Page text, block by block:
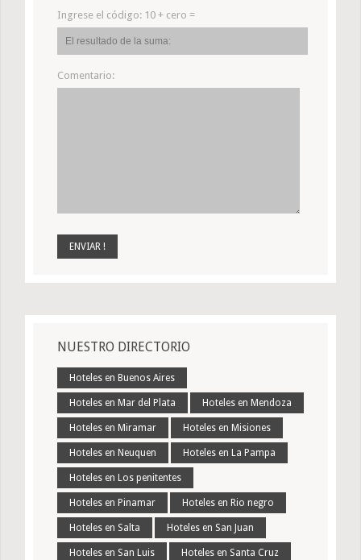
Ingrese el código: 10 + cero =
Comentario:
NUESTRO DIRECTORIO
Hoteles en Buenos Aires
Hoteles en Mar del Plata Hoteles en Mendoza
Hoteles en Miramar Hoteles en Misiones
Hoteles en Neuquen Hoteles en La Pampa
Hoteles en Los penitentes
Hoteles en Pinamar Hoteles en Rio negro
Hoteles en Salta Hoteles en San Juan
Hoteles en San Luis Hoteles en Santa Cruz